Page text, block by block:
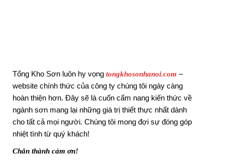
Tổng Kho Sơn luôn hy vọng tongkhosonhanoi.com –
website chính thức của công ty chúng tôi ngày càng
hoàn thiện hơn. Đây sẽ là cuốn cẩm nang kiến thức về
ngành sơn mang lại những giá trị thiết thực nhất dành
cho tất cả mọi người. Chúng tôi mong đợi sự đóng góp
nhiệt tình từ quý khách!
Chân thành cảm ơn!